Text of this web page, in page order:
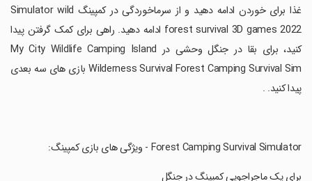
غذا برای خوردن ادامه دهید و از سرماخوردگی در کمپینگ Simulator wild
forest survival 3D games 2022 ادامه دهید. راهی برای کمک گرفتن پیدا
کنید، برای بقا در جنگل وحشی در My City Wildlife Camping Island
Wilderness Survival Forest Camping Survival Sim بازی های سه بعدی
پیدا کنید. .
‏برای یک ماجراجویی کمپینگ در جنگل